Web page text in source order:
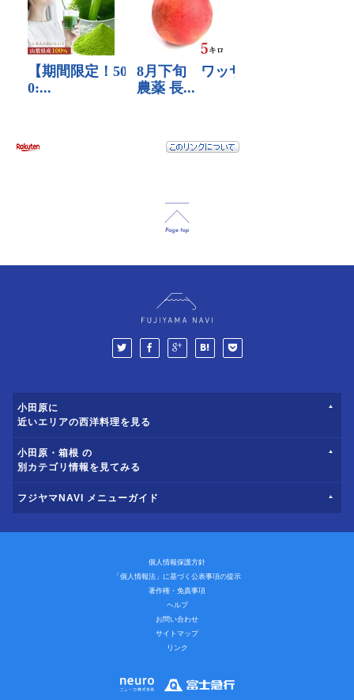
小田原に
近いエリアの西洋料理を見る
小田原・箱根 の
別カテゴリ情報を見てみる
フジヤマNAVI メニューガイド
個人情報保護方針
「個人情報法」に基づく公表事項の提示
著作権・免責事項
ヘルプ
お問い合わせ
サイトマップ
リンク